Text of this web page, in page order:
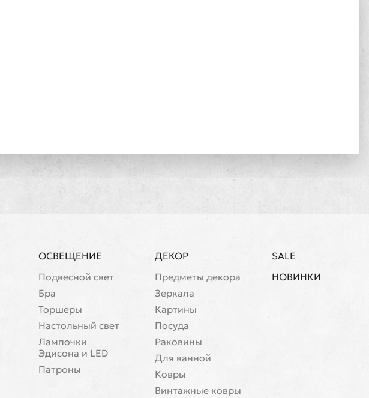
ОСВЕЩЕНИЕ
Подвесной свет
Бра
Торшеры
Настольный свет
Лампочки
Эдисона и LED
Патроны
ДЕКОР
Предметы декора
Зеркала
Картины
Посуда
Раковины
Для ванной
Ковры
Винтажные ковры
SALE
НОВИНКИ